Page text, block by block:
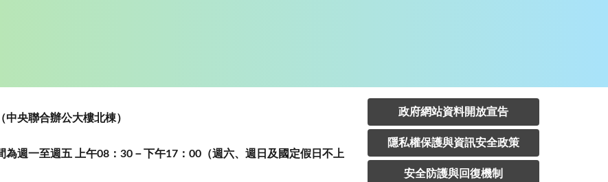
央聯合辦公大樓北棟）
週一至週五 上午08：30－下午17：00（週六、週日及國定假日不上
政府網站資料開放宣告
隱私權保護與資訊安全政策
安全防護與回復機制